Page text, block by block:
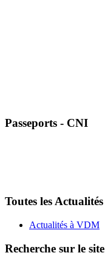
Passeports - CNI
Toutes les Actualités
Actualités à VDM
Recherche sur le site